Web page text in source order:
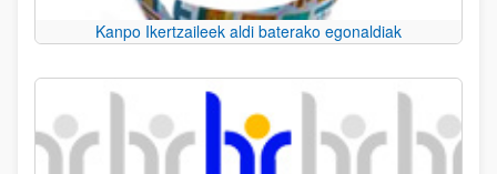
Kanpo Ikertzaileek aldi baterako egonaldiak